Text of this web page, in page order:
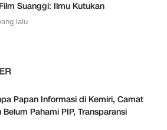
Suanggi: Ilmu Kutukan
lalu
Papan Informasi di Kemiri, Camat
Pahami PIP, Transparansi